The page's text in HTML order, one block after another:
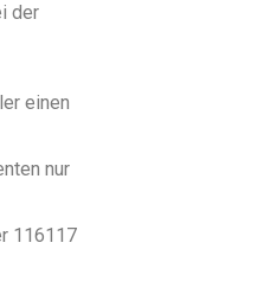
der
einen
nur
116117